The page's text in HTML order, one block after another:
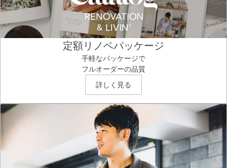
定額リノベパッケージ
手軽なパッケージで
フルオーダーの品質
詳しく見る